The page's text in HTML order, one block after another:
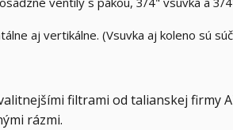
aj vertikálne. (Vsuvka aj koleno sú
filtrami od talianskej firmy
rázmi.